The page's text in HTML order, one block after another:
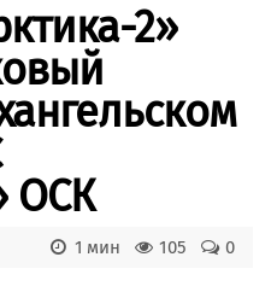
объявлений
2»
ОСК
0
105
1 мин